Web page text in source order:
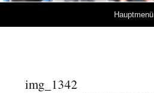
Hauptmenü
img_1342